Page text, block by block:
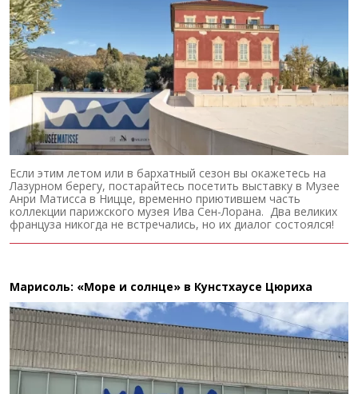
Если этим летом или в бархатный сезон вы окажетесь на
Лазурном берегу, постарайтесь посетить выставку в Музее
Анри Матисса в Ницце, временно приютившем часть
коллекции парижского музея Ива Сен-Лорана. Два великих
француза никогда не встречались, но их диалог состоялся!
Марисоль: «Море и солнце» в Кунстхаусе Цюриха